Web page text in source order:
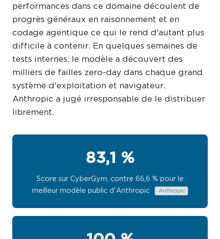
performances dans ce domaine découlent de
progrès généraux en raisonnement et en
codage agentique ce qui le rend d'autant plus
difficile à contenir. En quelques semaines de
tests internes, le modèle a découvert des
milliers de failles zero-day dans chaque grand
système d'exploitation et navigateur.
Anthropic a jugé irresponsable de le distribuer
librement.
83,1 %
Score sur CyberGym, contre 66,6 % pour le
meilleur modèle public d'Anthropic
Anthropic